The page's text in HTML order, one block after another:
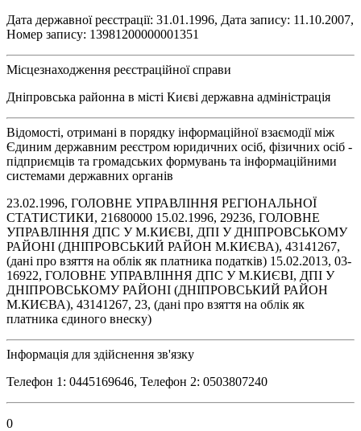
Дата державної реєстрації: 31.01.1996, Дата запису: 11.10.2007,
Номер запису: 13981200000001351
Місцезнаходження реєстраційної справи
Дніпровська районна в місті Києві державна адміністрація
Відомості, отримані в порядку інформаційної взаємодії між
Єдиним державним реєстром юридичних осіб, фізичних осіб -
підприємців та громадських формувань та інформаційними
системами державних органів
23.02.1996, ГОЛОВНЕ УПРАВЛІННЯ РЕГІОНАЛЬНОЇ
СТАТИСТИКИ, 21680000 15.02.1996, 29236, ГОЛОВНЕ
УПРАВЛІННЯ ДПС У М.КИЄВІ, ДПІ У ДНІПРОВСЬКОМУ
РАЙОНІ (ДНІПРОВСЬКИЙ РАЙОН М.КИЄВА), 43141267,
(дані про взяття на облік як платника податків) 15.02.2013, 03-
16922, ГОЛОВНЕ УПРАВЛІННЯ ДПС У М.КИЄВІ, ДПІ У
ДНІПРОВСЬКОМУ РАЙОНІ (ДНІПРОВСЬКИЙ РАЙОН
М.КИЄВА), 43141267, 23, (дані про взяття на облік як
платника єдиного внеску)
Інформація для здійснення зв'язку
Телефон 1: 0445169646, Телефон 2: 0503807240
0